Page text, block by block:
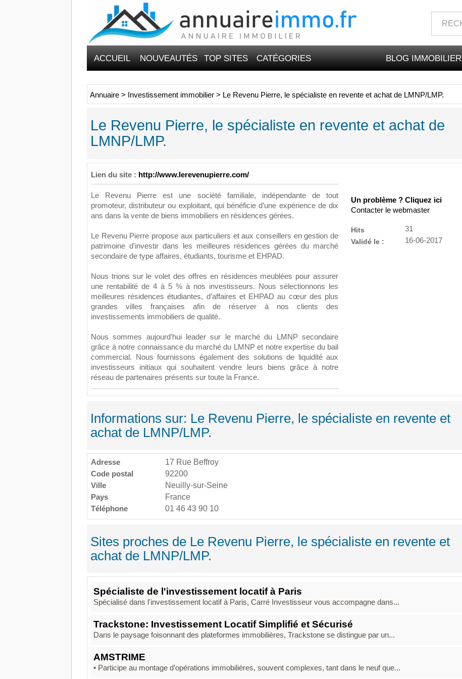
ACCUEIL NOUVEAUTÉS TOP SITES CATÉGORIES BLOG IMMOBILIER
Annuaire > Investissement immobilier > Le Revenu Pierre, le spécialiste en revente et achat de LMNP/LMP.
Le Revenu Pierre, le spécialiste en revente et achat de
LMNP/LMP.
Lien du site : http://www.lerevenupierre.com/
Le Revenu Pierre est une société familiale, indépendante de tout
promoteur, distributeur ou exploitant, qui bénéficie d’une expérience de dix
ans dans la vente de biens immobiliers en résidences gérées.
Le Revenu Pierre propose aux particuliers et aux conseillers en gestion de
patrimoine d'investir dans les meilleures résidences gérées du marché
secondaire de type affaires, étudiants, tourisme et EHPAD.
Nous trions sur le volet des offres en résidences meublées pour assurer
une rentabilité de 4 à 5 % à nos investisseurs. Nous sélectionnons les
meilleures résidences étudiantes, d’affaires et EHPAD au cœur des plus
grandes villes françaises afin de réserver à nos clients des
investissements immobiliers de qualité.
Nous sommes aujourd’hui leader sur le marché du LMNP secondaire
grâce à notre connaissance du marché du LMNP et notre expertise du bail
commercial. Nous fournissons également des solutions de liquidité aux
investisseurs initiaux qui souhaitent vendre leurs biens grâce à notre
réseau de partenaires présents sur toute la France.
Un problème ? Cliquez ici
Contacter le webmaster
Hits
31
Validé le :
16-06-2017
Informations sur: Le Revenu Pierre, le spécialiste en revente et
achat de LMNP/LMP.
Adresse
17 Rue Beffroy
Code postal
92200
Ville
Neuilly-sur-Seine
Pays
France
Téléphone
01 46 43 90 10
Sites proches de Le Revenu Pierre, le spécialiste en revente et
achat de LMNP/LMP.
Spécialiste de l'investissement locatif à Paris
Spécialisé dans l'investissement locatif à Paris, Carré Investisseur vous accompagne dans...
Trackstone: Investissement Locatif Simplifié et Sécurisé
Dans le paysage foisonnant des plateformes immobilières, Trackstone se distingue par un...
AMSTRIME
• Participe au montage d’opérations immobilières, souvent complexes, tant dans le neuf que...